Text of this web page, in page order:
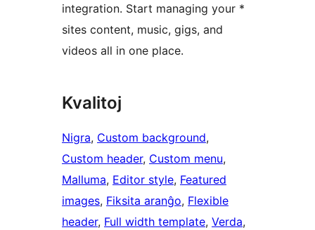
integration. Start managing your *
sites content, music, gigs, and
videos all in one place.
Kvalitoj
Nigra, Custom background
Custom header, Custom menu
Malluma, Editor style, Featured
images, Fiksita aranĝo, Flexible
header, Full width template, Verda